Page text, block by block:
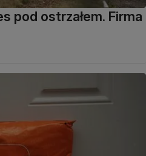
pod ostrzałem. Firma